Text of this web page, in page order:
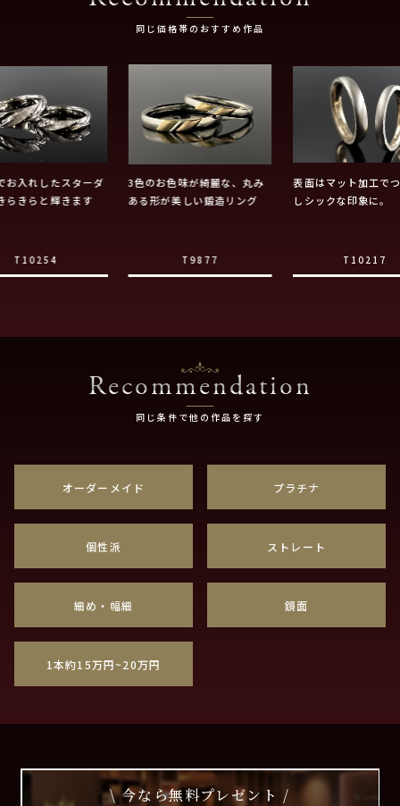
同じ価格帯のおすすめ作品
お入れしたスターダ
らきらと輝きます
T10254
3色のお色味が綺麗な、丸み
ある形が美しい鍛造リング
T9877
表面はマット加工で
しシックな印象に。
T10217
Recommendation
同じ条件で他の作品を探す
オーダーメイド プラチナ
個性派 ストレート
細め・幅細 鏡面
1本約15万円~20万円
\ 今なら無料プレゼント /